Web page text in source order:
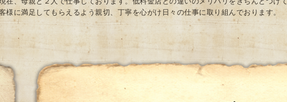
在、母親と２人で仕事しております。低料金店との違いのメリハリをきちんとつけて
様に満足してもらえるよう親切、丁寧を心がけ日々の仕事に取り組んでおります。